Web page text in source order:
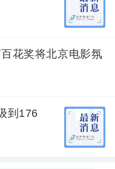
花奖将北京电影氛
到176